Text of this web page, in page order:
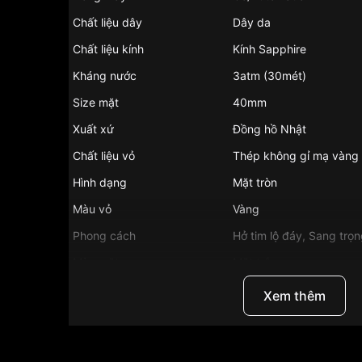
Chất liệu dây
Dây da
Chất liệu kính
Kính Sapphire
Kháng nước
3atm (30mét)
Size mặt
40mm
Xuất xứ
Đồng hồ Nhật
Chất liệu vỏ
Thép không gỉ mạ vàng
Hình dạng
Mặt tròn
Màu vỏ
Vàng
Phong cách
Hở tim lộ đáy, Sang
"Olym Pianus
Xem thêm